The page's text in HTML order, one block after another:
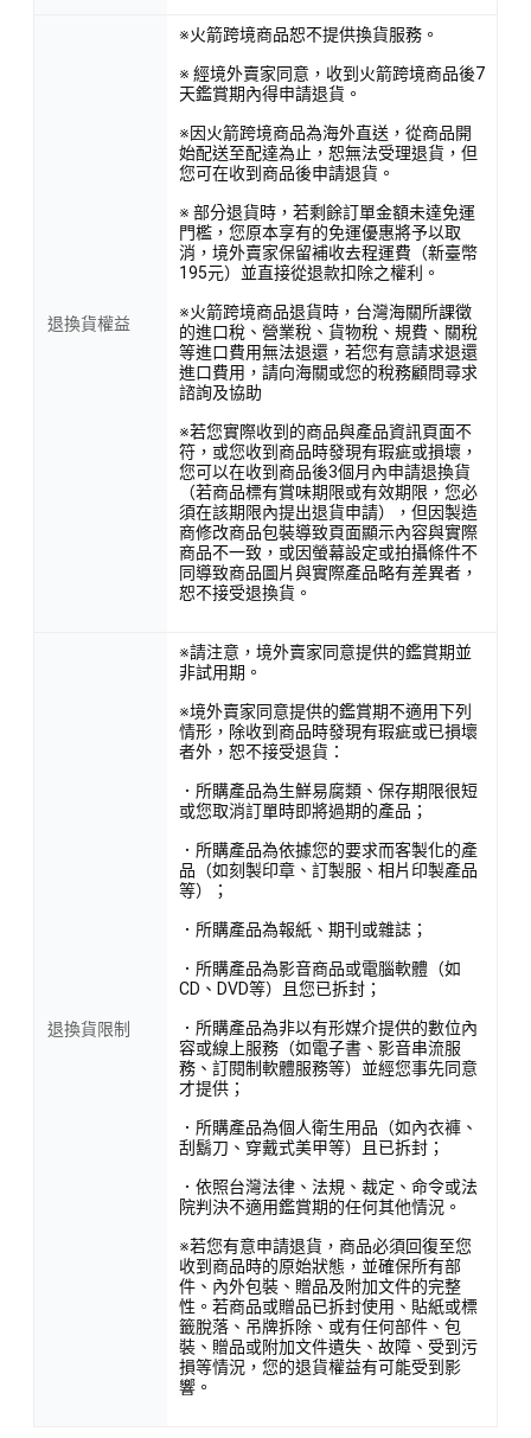
退換貨權益
※火箭跨境商品恕不提供換貨服務。
※ 經境外賣家同意，收到火箭跨境商品後7
天鑑賞期內得申請退貨。
※因火箭跨境商品為海外直送，從商品開
始配送至配達為止，恕無法受理退貨，但
您可在收到商品後申請退貨。
※ 部分退貨時，若剩餘訂單金額未達免運
門檻，您原本享有的免運優惠將予以取
消，境外賣家保留補收去程運費（新臺幣
195元）並直接從退款扣除之權利。
※火箭跨境商品退貨時，台灣海關所課徵
的進口稅、營業稅、貨物稅、規費、關稅
等進口費用無法退還，若您有意請求退還
進口費用，請向海關或您的稅務顧問尋求
諮詢及協助
※若您實際收到的商品與產品資訊頁面不
符，或您收到商品時發現有瑕疵或損壞，
您可以在收到商品後3個月內申請退換貨
（若商品標有賞味期限或有效期限，您必
須在該期限內提出退貨申請），但因製造
商修改商品包裝導致頁面顯示內容與實際
商品不一致，或因螢幕設定或拍攝條件不
同導致商品圖片與實際產品略有差異者，
恕不接受退換貨。
退換貨限制
※請注意，境外賣家同意提供的鑑賞期並
非試用期。
※境外賣家同意提供的鑑賞期不適用下列
情形，除收到商品時發現有瑕疵或已損壞
者外，恕不接受退貨：
．所購產品為生鮮易腐類、保存期限很短
或您取消訂單時即將過期的產品；
．所購產品為依據您的要求而客製化的產
品（如刻製印章、訂製服、相片印製產品
等）；
．所購產品為報紙、期刊或雜誌；
．所購產品為影音商品或電腦軟體（如
CD、DVD等）且您已拆封；
．所購產品為非以有形媒介提供的數位內
容或線上服務（如電子書、影音串流服
務、訂閱制軟體服務等）並經您事先同意
才提供；
．所購產品為個人衛生用品（如內衣褲、
刮鬍刀、穿戴式美甲等）且已拆封；
．依照台灣法律、法規、裁定、命令或法
院判決不適用鑑賞期的任何其他情況。
※若您有意申請退貨，商品必須回復至您
收到商品時的原始狀態，並確保所有部
件、內外包裝、贈品及附加文件的完整
性。若商品或贈品已拆封使用、貼紙或標
籤脫落、吊牌拆除、或有任何部件、包
裝、贈品或附加文件遺失、故障、受到污
損等情況，您的退貨權益有可能受到影
響。